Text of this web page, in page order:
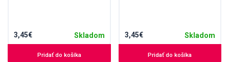
3,45€ Skladom
Pridať do košíka
3,45€ Skladom
Pridať do košíka